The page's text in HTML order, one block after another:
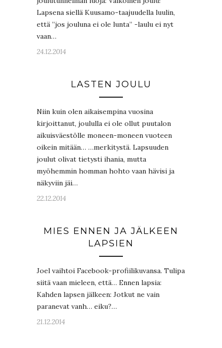
Lapsena siellä Kuusamo-taajuudella luulin,
että ”jos jouluna ei ole lunta” -laulu ei nyt
vaan…
24.12.2014
LASTEN JOULU
Niin kuin olen aikaisempina vuosina
kirjoittanut, joululla ei ole ollut puutalon
aikuisväestölle moneen-moneen vuoteen
oikein mitään… …merkitystä. Lapsuuden
joulut olivat tietysti ihania, mutta
myöhemmin homman hohto vaan hävisi ja
näkyviin jäi…
22.12.2014
MIES ENNEN JA JÄLKEEN
LAPSIEN
Joel vaihtoi Facebook-profiilikuvansa. Tulipa
siitä vaan mieleen, että… Ennen lapsia:
Kahden lapsen jälkeen: Jotkut ne vain
paranevat vanh… eiku?…
21.12.2014